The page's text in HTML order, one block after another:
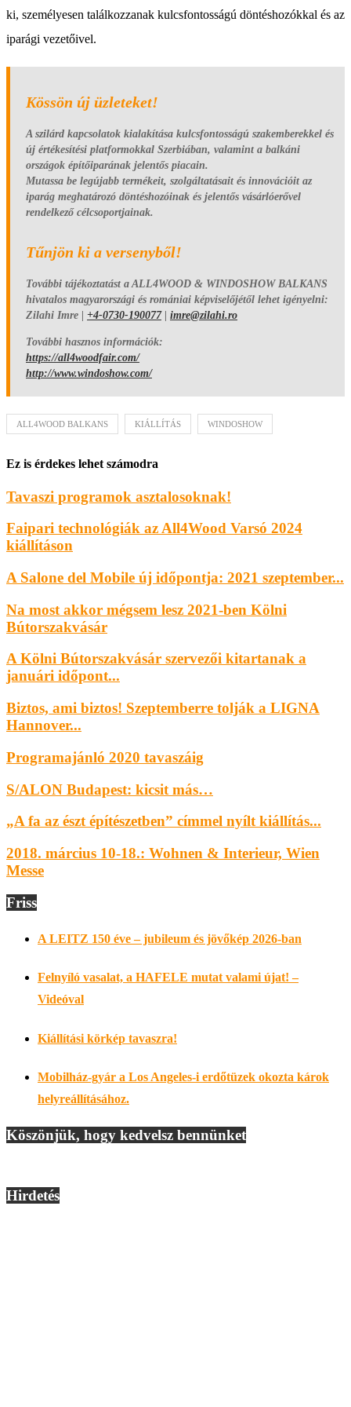
ki, személyesen találkozzanak kulcsfontosságú döntéshozókkal és az
iparági vezetőivel.
Kössön új üzleteket!
A szilárd kapcsolatok kialakítása kulcsfontosságú szakemberekkel és
új értékesítési platformokkal Szerbiában, valamint a balkáni
országok építőiparának jelentős piacain.
Mutassa be legújabb termékeit, szolgáltatásait és innovációit az
iparág meghatározó döntéshozóinak és jelentős vásárlóerővel
rendelkező célcsoportjainak.
Tűnjön ki a versenyből!
További tájékoztatást a ALL4WOOD & WINDOSHOW BALKANS
hivatalos magyarországi és romániai képviselőjétől lehet igényelni:
Zilahi Imre | +4-0730-190077| imre@zilahi.ro
További hasznos információk:
https://all4woodfair.com/
http://www.windoshow.com/
ALL4WOOD BALKANS KIÁLLÍTÁS WINDOSHOW
Ez is érdekes lehet számodra
Tavaszi programok asztalosoknak!
Faipari technológiák az All4Wood Varsó 2024
kiállításon
A Salone del Mobile új időpontja: 2021 szeptember...
Na most akkor mégsem lesz 2021-ben Kölni
Bútorszakvásár
A Kölni Bútorszakvásár szervezői kitartanak a
januári időpont...
Biztos, ami biztos! Szeptemberre tolják a LIGNA
Hannover...
Programajánló 2020 tavaszáig
S/ALON Budapest: kicsit más…
„A fa az észt építészetben” címmel nyílt kiállítás...
2018. március 10-18.: Wohnen & Interieur, Wien
Messe
Friss
A LEITZ 150 éve – jubileum és jövőkép 2026-ban
Felnyíló vasalat, a HAFELE mutat valami újat! –
Videóval
Kiállítási körkép tavaszra!
Mobilház-gyár a Los Angeles-i erdőtüzek okozta károk
helyreállításához.
Köszönjük, hogy kedvelsz bennünket
Hirdetés